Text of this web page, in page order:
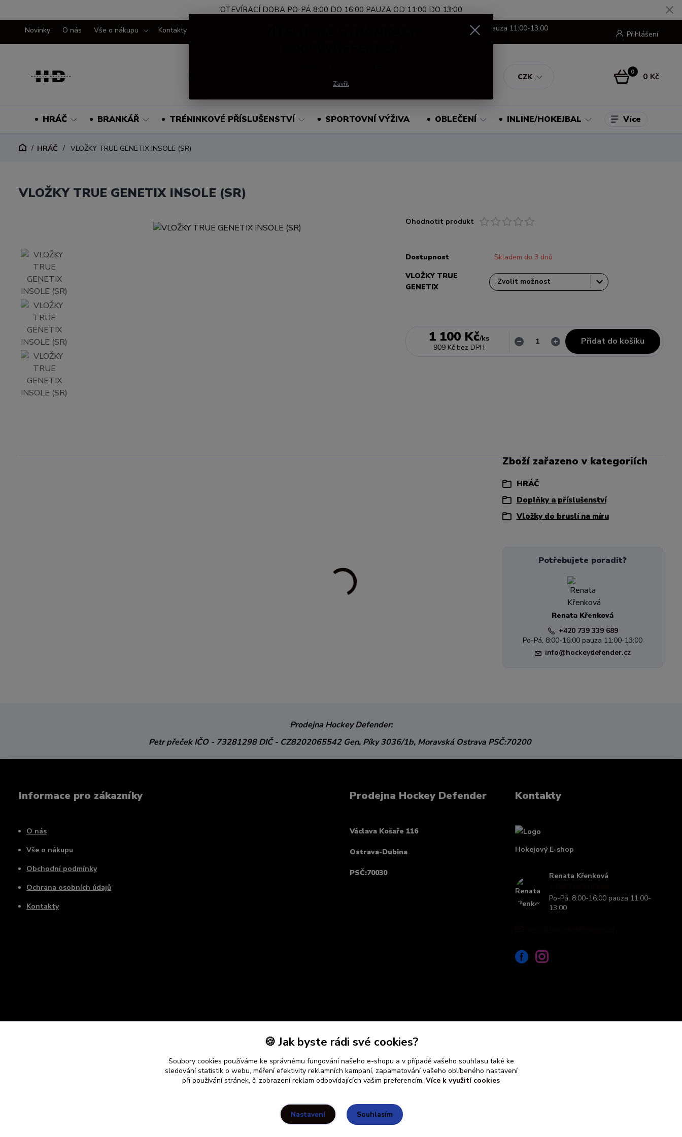
OTEVÍRACÍ DOBA PO-PÁ 8:00 DO 16:00 PAUZA OD 11:00 DO 13:00
Novinky O nás Vše o nákupu Kontakty
CZK
Přihlášení
Po-Pá, 8:00-16:00 pauza 11:00-13:00
0 0 Kč
HRÁČ BRANKÁŘ TRÉNINKOVÉ PŘÍSLUŠENSTVÍ SPORTOVNÍ VÝŽIVA OBLEČENÍ INLINE/HOKEJBAL Více
HRÁČ VLOŽKY TRUE GENETIX INSOLE (SR)
VLOŽKY TRUE GENETIX INSOLE (SR)
Ohodnotit produkt
Dostupnost
Skladem do 3 dnů
VLOŽKY TRUE
GENETIX
1 100 Kč/ks
909 Kč bez DPH
Přidat do košíku
Zboží zařazeno v kategoriích
HRÁČ
Doplňky a příslušenství
Vložky do bruslí na míru
Potřebujete poradit?
Renata Křenková
+420 739 339 689
Po-Pá, 8:00-16:00 pauza 11:00-13:00
info@hockeydefender.cz
Prodejna Hockey Defender:
Petr přečekIČO - 73281298DIČ - CZ8202065542 Gen. Píky 3036/1b, Moravská Ostrava PSČ:70200
Informace pro zákazníky
O nás
Vše o nákupu
Obchodní podmínky
Ochrana osobních údajů
Kontakty
Prodejna Hockey Defender
Václava Košaře 116
Ostrava-Dubina
PSČ:70030
Kontakty
Hokejový E-shop
Renata Křenková
Po-Pá, 8:00-16:00 pauza 11:00-
13:00
Zavřít
🍪 Jak byste rádi své cookies?
Soubory cookies používáme ke správnému fungování našeho e-shopu a v případě vašeho souhlasu také ke
sledování statistik o webu, měření efektivity reklamních kampaní, zapamatování vašeho oblíbeného nastavení
při používání stránek, či zobrazení reklam odpovídajících vašim preferencím. Více k využití cookies
Nastavení Souhlasím